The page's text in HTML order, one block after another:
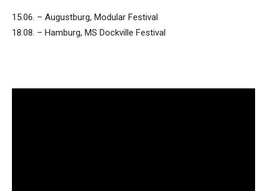
15.06. – Augustburg, Modular Festival
18.08. – Hamburg, MS Dockville Festival